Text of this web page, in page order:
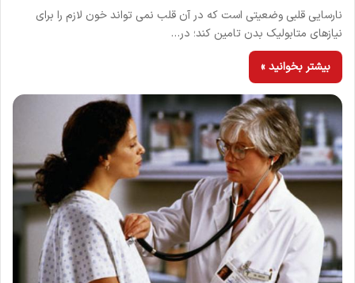
نارسایی قلبی وضعیتی است که در آن قلب نمی تواند خون لازم را برای
نیازهای متابولیک بدن تامین کند؛ در…
بیشتر بخوانید »